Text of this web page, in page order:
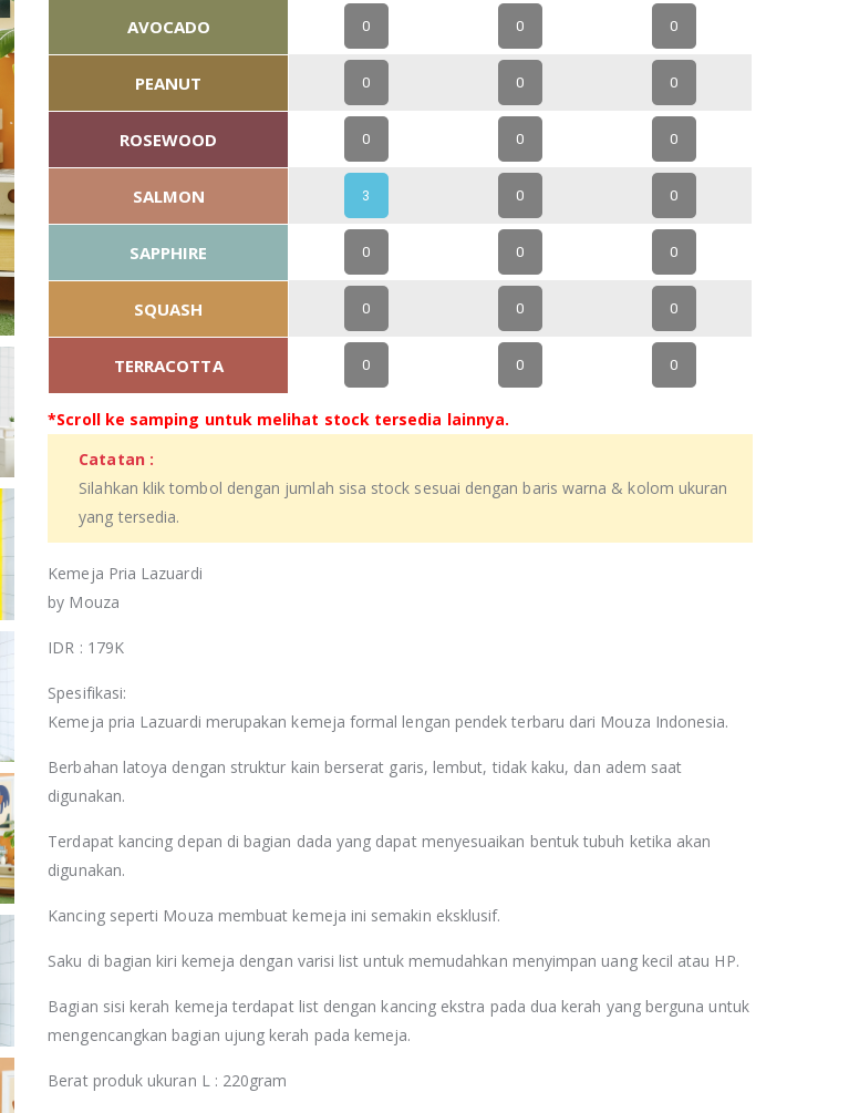
AVOCADO 0 0 0
PEANUT 0 0 0
ROSEWOOD 0 0 0
SALMON 3 0 0
SAPPHIRE 0 0 0
SQUASH 0 0 0
TERRACOTTA 0 0 0
*Scroll ke samping untuk melihat stock tersedia lainnya.
Catatan :
Silahkan klik tombol dengan jumlah sisa stock sesuai dengan baris warna & kolom ukuran
yang tersedia.
Kemeja Pria Lazuardi
by Mouza
IDR : 179K
Spesifikasi:
Kemeja pria Lazuardi merupakan kemeja formal lengan pendek terbaru dari Mouza Indonesia.
Berbahan latoya dengan struktur kain berserat garis, lembut, tidak kaku, dan adem saat
digunakan.
Terdapat kancing depan di bagian dada yang dapat menyesuaikan bentuk tubuh ketika akan
digunakan.
Kancing seperti Mouza membuat kemeja ini semakin eksklusif.
Saku di bagian kiri kemeja dengan varisi list untuk memudahkan menyimpan uang kecil atau HP.
Bagian sisi kerah kemeja terdapat list dengan kancing ekstra pada dua kerah yang berguna untuk
mengencangkan bagian ujung kerah pada kemeja.
Berat produk ukuran L : 220gram